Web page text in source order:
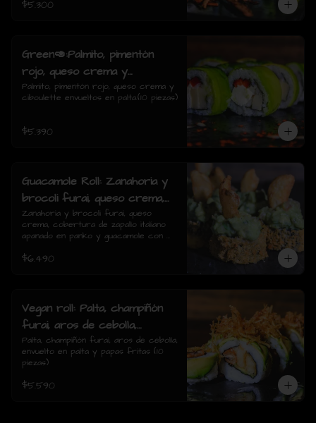
$5.300
Green🥑:Palmito, pimentón
rojo, queso crema y
ciboulette envueltos en palta.
Palmito, pimentón rojo, queso crema y
ciboulette envueltos en palta.(10 piezas)
$5.390
Guacamole Roll: Zanahoria y
brocoli furai, queso crema,
cobertura de zapallo italiano
apanado en panko y
(8 piezas)
Zanahoria y brocoli furai, queso
crema, cobertura de zapallo italiano
apanado en panko y guacamole con
$6.490
Vegan roll: Palta, champiñón
furai, aros de cebolla,
envuelto en palta y papas
fritas (10 piezas)
Palta, champiñón furai, aros de cebolla,
envuelto en palta y papas fritas (10
piezas)
$5.590